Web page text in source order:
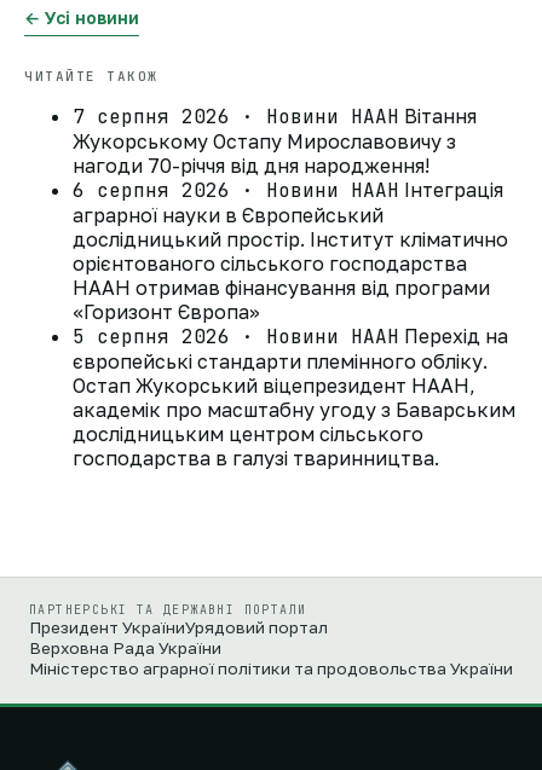
← Усі новини
ЧИТАЙТЕ ТАКОЖ
7 серпня 2026 · Новини НААН Вітання
Жукорському Остапу Мирославовичу з
нагоди 70-річчя від дня народження!
6 серпня 2026 · Новини НААН Інтеграція
аграрної науки в Європейський
дослідницький простір. Інститут кліматично
орієнтованого сільського господарства
НААН отримав фінансування від програми
«Горизонт Європа»
5 серпня 2026 · Новини НААН Перехід на
європейські стандарти племінного обліку.
Остап Жукорський віцепрезидент НААН,
академік про масштабну угоду з Баварським
дослідницьким центром сільського
господарства в галузі тваринництва.
ПАРТНЕРСЬКІ ТА ДЕРЖАВНІ ПОРТАЛИ
Президент УкраїниУрядовий портал
Верховна Рада України
Міністерство аграрної політики та продовольства України